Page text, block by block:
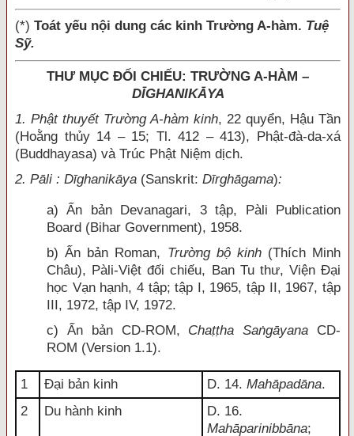
(*) Toát yếu nội dung các kinh Trường A-hàm. Tuệ
Sỹ.
THƯ MỤC ĐỐI CHIẾU: TRƯỜNG A-HÀM –
DĪGHANIKĀYA
1. Phật thuyết Trường A-hàm kinh, 22 quyển, Hậu Tần
(Hoằng thủy 14 – 15; Tl. 412 – 413), Phật-đà-da-xá
(Buddhayasa) và Trúc Phật Niệm dịch.
2. Pāli : Dīghanikāya (Sanskrit: Dīrghāgama):
a) Ấn bản Devanagari, 3 tập, Pàli Publication
Board (Bihar Government), 1958.
b) Ấn bản Roman, Trường bộ kinh(Thích Minh
Châu), Pàli-Việt đối chiếu, Ban Tu thư, Viện Đại
học Vạn hạnh, 4 tập; tập I, 1965, tập II, 1967, tập
III, 1972, tập IV, 1972.
c) Ấn bản CD-ROM, Chaṭṭha Saṅgāyana CD-
ROM (Version 1.1).
1 Đại bản kinh D. 14. Mahāpadāna.
2
Du hành kinh
D. 16.
Mahāparinibbāna;